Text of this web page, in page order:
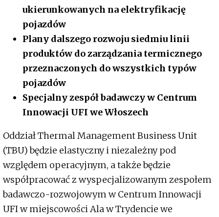
ukierunkowanych na elektryfikację
pojazdów
Plany dalszego rozwoju siedmiu linii
produktów do zarządzania termicznego
przeznaczonych do wszystkich typów
pojazdów
Specjalny zespół badawczy w Centrum
Innowacji UFI we Włoszech
Oddział Thermal Management Business Unit
(TBU) będzie elastyczny i niezależny pod
względem operacyjnym, a także będzie
współpracować z wyspecjalizowanym zespołem
badawczo-rozwojowym w Centrum Innowacji
UFI w miejscowości Ala w Trydencie we